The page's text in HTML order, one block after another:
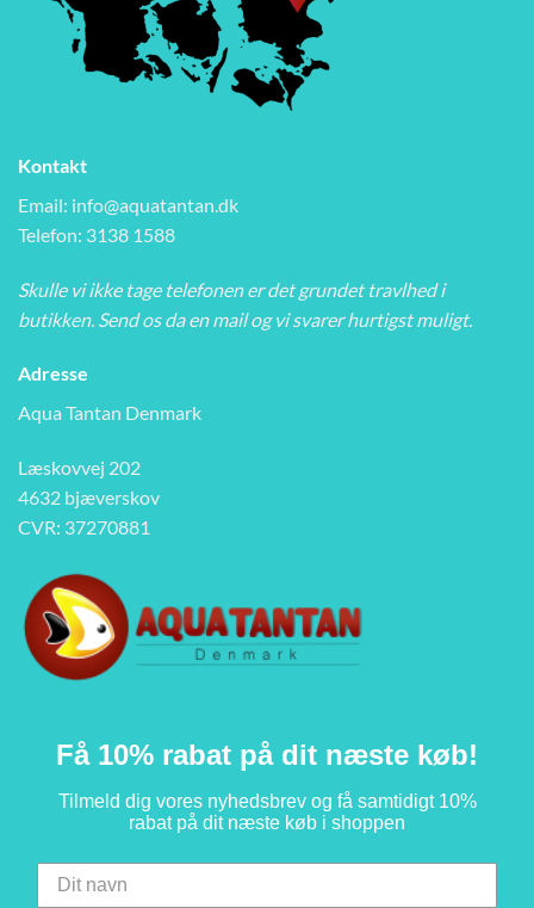
Kontakt
Email: info@aquatantan.dk
Telefon: 3138 1588
Skulle vi ikke tage telefonen er det grundet travlhed i
butikken. Send os da en mail og vi svarer hurtigst muligt.
Adresse
Aqua Tantan Denmark
Læskovvej 202
4632 bjæverskov
CVR: 37270881
Få 10% rabat på dit næste køb!
Tilmeld dig vores nyhedsbrev og få samtidigt 10%
rabat på dit næste køb i shoppen